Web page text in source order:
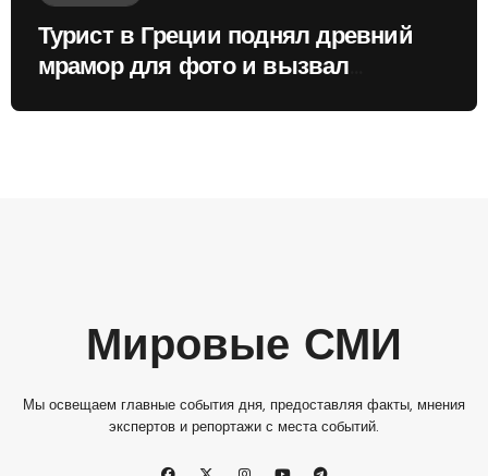
Турист в Греции поднял древний
мрамор для фото и вызвал
Мировые СМИ
Мы освещаем главные события дня, предоставляя факты, мнения
экспертов и репортажи с места событий.